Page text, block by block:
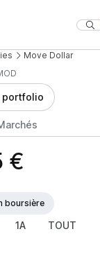
Move Dollar
portfolio
€
boursière
1A TOUT